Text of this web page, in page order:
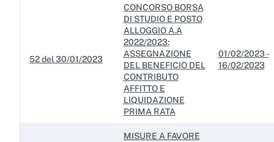
52 del 30/01/2023
CONCORSO BORSA
DI STUDIO E POSTO
ALLOGGIO A.A
2022/2023:
ASSEGNAZIONE
DEL BENEFICIO DEL
CONTRIBUTO
AFFITTO E
LIQUIDAZIONE
PRIMA RATA
01/02/2023 -
16/02/2023
MISURE A FAVORE